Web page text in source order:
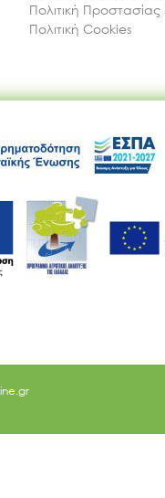
Πολιτική
Πολιτική Cookies